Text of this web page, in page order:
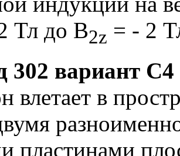
Тл до В2z = - 2
302 вариант С4
влетает в
пластинами